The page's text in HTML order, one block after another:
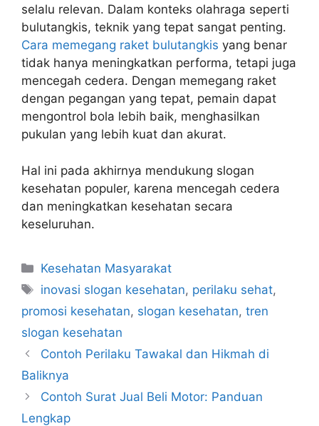
selalu relevan. Dalam konteks olahraga seperti
bulutangkis, teknik yang tepat sangat penting.
Cara memegang raket bulutangkis yang benar
tidak hanya meningkatkan performa, tetapi juga
mencegah cedera. Dengan memegang raket
dengan pegangan yang tepat, pemain dapat
mengontrol bola lebih baik, menghasilkan
pukulan yang lebih kuat dan akurat.
Hal ini pada akhirnya mendukung slogan
kesehatan populer, karena mencegah cedera
dan meningkatkan kesehatan secara
keseluruhan.
Categories
Kesehatan Masyarakat
Tags
inovasi slogan kesehatan, perilaku sehat,
promosi kesehatan, slogan kesehatan, tren
slogan kesehatan
Contoh Perilaku Tawakal dan Hikmah di
Baliknya
Contoh Surat Jual Beli Motor: Panduan
Lengkap